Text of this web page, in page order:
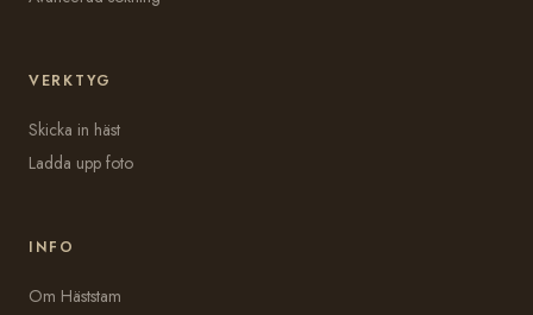
VERKTYG
Skicka in häst
Ladda upp foto
INFO
Om Häststam